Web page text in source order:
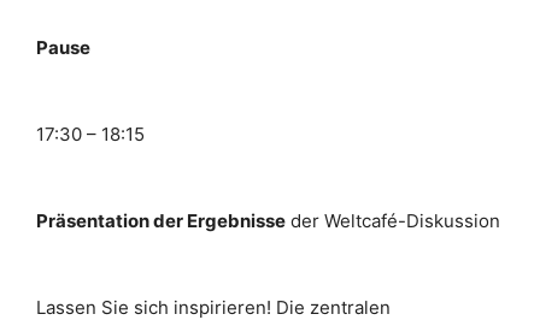
Pause
17:30 – 18:15
Präsentation der Ergebnisse der Weltcafé-Diskussion
Lassen Sie sich inspirieren! Die zentralen